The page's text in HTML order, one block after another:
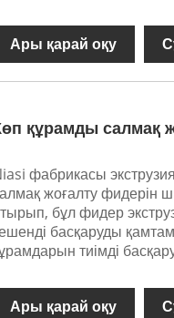
Ары қарай оқу
құрамды салмақ
фабрикасы
жоғалту фидерін
бұл фидер
басқаруды
тиімді
Ары қарай оқу